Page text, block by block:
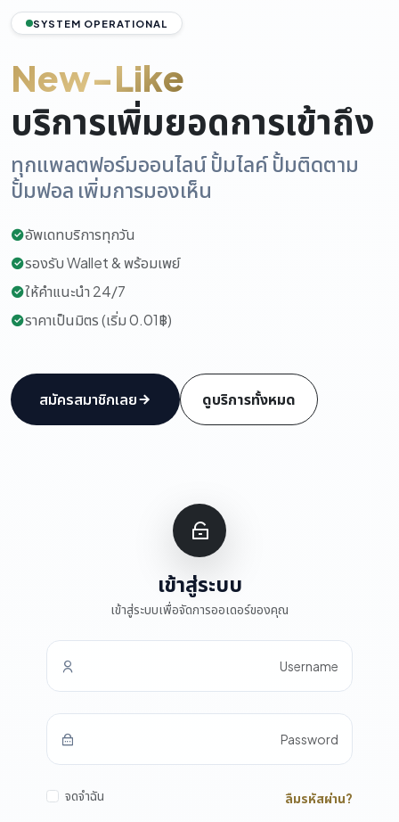
SYSTEM OPERATIONAL
New-Like
บริการเพิ่มยอดการเข้าถึง
ทุกแพลตฟอร์มออนไลน์ ปั้มไลค์ ปั้มติดตาม
ปั้มฟอล เพิ่มการมองเห็น
อัพเดทบริการทุกวัน
รองรับ Wallet & พร้อมเพย์
ให้คำแนะนำ 24/7
ราคาเป็นมิตร (เริ่ม 0.01฿)
สมัครสมาชิกเลย ดูบริการทั้งหมด
เข้าสู่ระบบ
เข้าสู่ระบบเพื่อจัดการออเดอร์ของคุณ
Username
Password
จดจำฉัน ลืมรหัสผ่าน?